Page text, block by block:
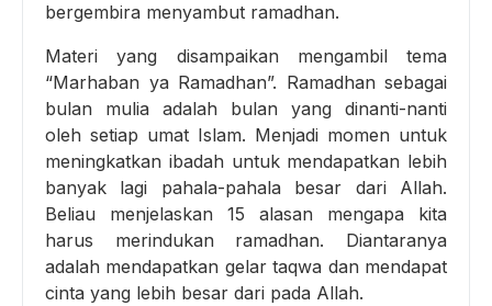
bergembira menyambut ramadhan.
Materi yang disampaikan mengambil tema
“Marhaban ya Ramadhan”. Ramadhan sebagai
bulan mulia adalah bulan yang dinanti-nanti
oleh setiap umat Islam. Menjadi momen untuk
meningkatkan ibadah untuk mendapatkan lebih
banyak lagi pahala-pahala besar dari Allah.
Beliau menjelaskan 15 alasan mengapa kita
harus merindukan ramadhan. Diantaranya
adalah mendapatkan gelar taqwa dan mendapat
cinta yang lebih besar dari pada Allah.